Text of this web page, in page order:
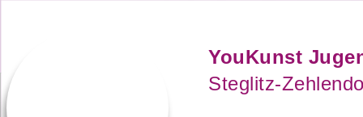
YouKunst
Steglitz-